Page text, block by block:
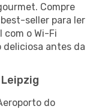
Compre
seller para ler
o Wi-Fi
antes da
do